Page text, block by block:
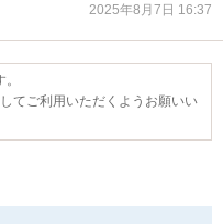
2025年8月7日 16:37
てご利用いただくようお願いい